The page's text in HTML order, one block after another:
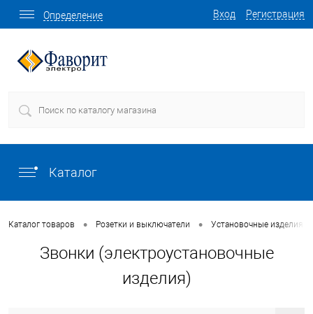
Вход Регистрация
Определение
Каталог
Каталог товаров • Розетки и выключатели • Установочные изделия
Звонки (электроустановочные
изделия)